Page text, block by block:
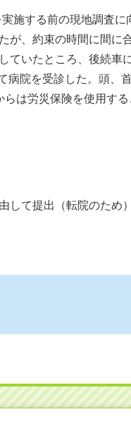
施する前の現地調査
が、約束の時間に間に
ていたところ、後続車
院を受診した。頭、
は労災保険を使用する
して提出（転院のため）